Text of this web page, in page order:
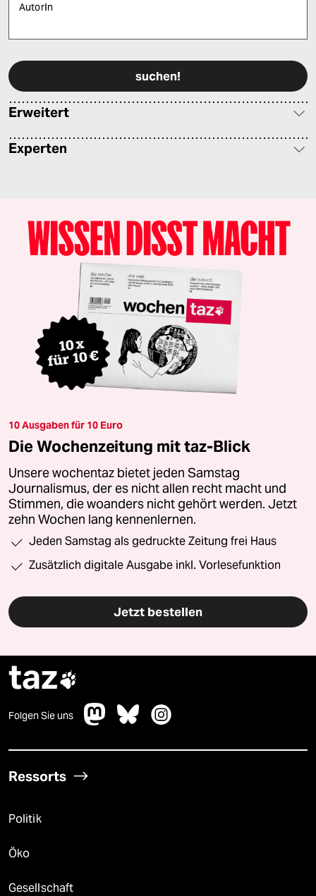
AutorIn
Erweitert
Experten
10 Ausgaben für 10 Euro
Die Wochenzeitung mit taz-Blick
Unsere wochentaz bietet jeden Samstag
Journalismus, der es nicht allen recht macht und
Stimmen, die woanders nicht gehört werden. Jetzt
zehn Wochen lang kennenlernen.
Jeden Samstag als gedruckte Zeitung frei Haus
Zusätzlich digitale Ausgabe inkl. Vorlesefunktion
Jetzt bestellen
taz
Folgen Sie uns
Ressorts
Politik
Öko
Gesellschaft